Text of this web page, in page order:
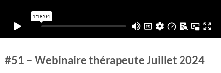
#51 – Webinaire thérapeute Juillet 2024